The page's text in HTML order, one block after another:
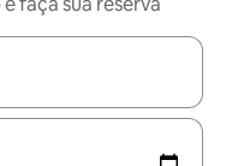
explore-os